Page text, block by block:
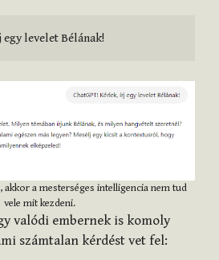
levelet Bélának!
a mesterséges intelligencia nem tud
vele mit kezdeni.
valódi embernek is komoly
számtalan kérdést vet fel: